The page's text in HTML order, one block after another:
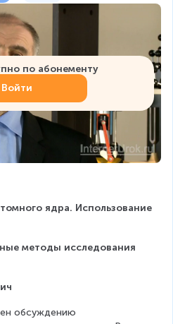
по абонементу
Войти
ядра. Использование
методы исследования
обсуждению